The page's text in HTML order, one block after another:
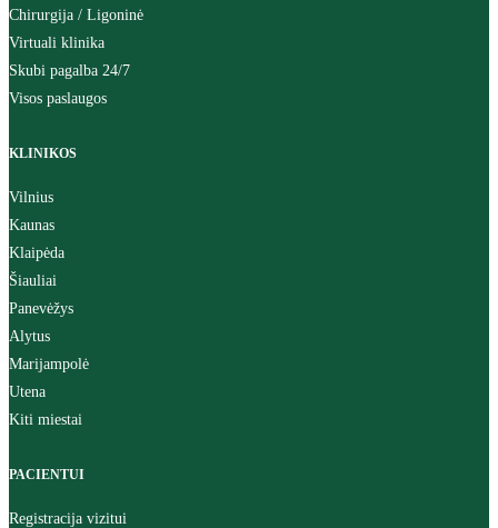
Chirurgija / Ligoninė
Virtuali klinika
Skubi pagalba 24/7
Visos paslaugos
KLINIKOS
Vilnius
Kaunas
Klaipėda
Šiauliai
Panevėžys
Alytus
Marijampolė
Utena
Kiti miestai
PACIENTUI
Registracija vizitui